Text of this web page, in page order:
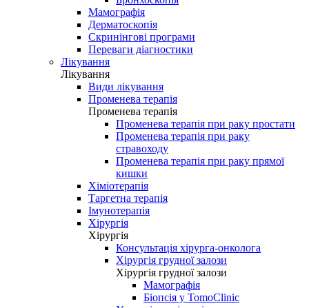
Мамографія
Дерматоскопія
Скринінгові програми
Переваги діагностики
Лікування
Лікування
Види лікування
Променева терапія
Променева терапія
Променева терапія при раку простати
Променева терапія при раку
стравоходу
Променева терапія при раку прямої
кишки
Хіміотерапія
Таргетна терапія
Імунотерапія
Хірургія
Хірургія
Консультація хірурга-онколога
Хірургія грудної залози
Хірургія грудної залози
Мамографія
Біопсія у TomoClinic